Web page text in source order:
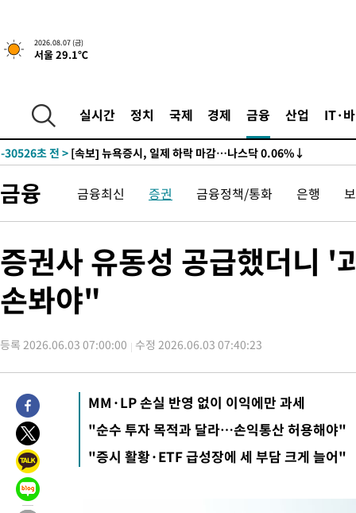
2026.08.07 (금)
서울 29.1℃
실시간 정치 국제 경제 금융 산업 IT·
-30526초 전 > [속보] 뉴욕증시, 일제 하락 마감…나스닥 0.06%↓
금융 금융최신 증권 금융정책/통화 은행
증권사 유동성 공급했더니
손봐야"
등록 2026.06.03 07:00:00 수정 2026.06.03 07:40:23
MM·LP 손실 반영 없이 이익에만 과세
"순수 투자 목적과 달라…손익통산 허용해야"
"증시 활황·ETF 급성장에 세 부담 크게 늘어"